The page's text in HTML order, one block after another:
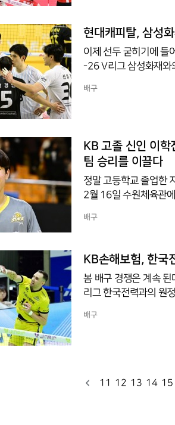
다.1세트는 페퍼저축
다이렉트
현대캐피탈, 삼성
이제 선두 굳히기에 들
-26 V리그 삼성화재
기에 들어갔다는 점에
섰고 현대캐피탈은
섰다.1세트
배구
KB 고졸 신인 이
팀 승리를 이끌다
정말 고등학교 졸업한
2월 16일 수원체육관
밀어내고 4세트 모두
이를 보여주었다.25-
진은 순천제일고 재학
배구
KB손해보험, 한
봄 배구 경쟁은 계속
리그 한국전력과의
는 점에서 의미있는
진이 나섰다.1세
배구
11 12 13 14 15